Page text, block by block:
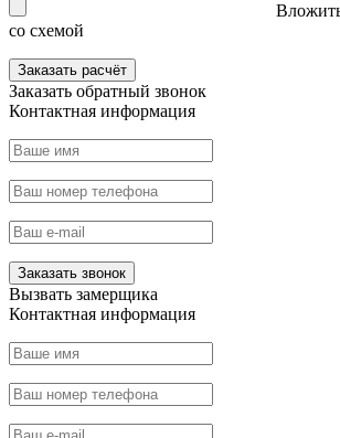
со схемой
Заказать расчёт
Заказать обратный звонок
Контактная информация
Заказать звонок
Вызвать замерщика
Контактная информация